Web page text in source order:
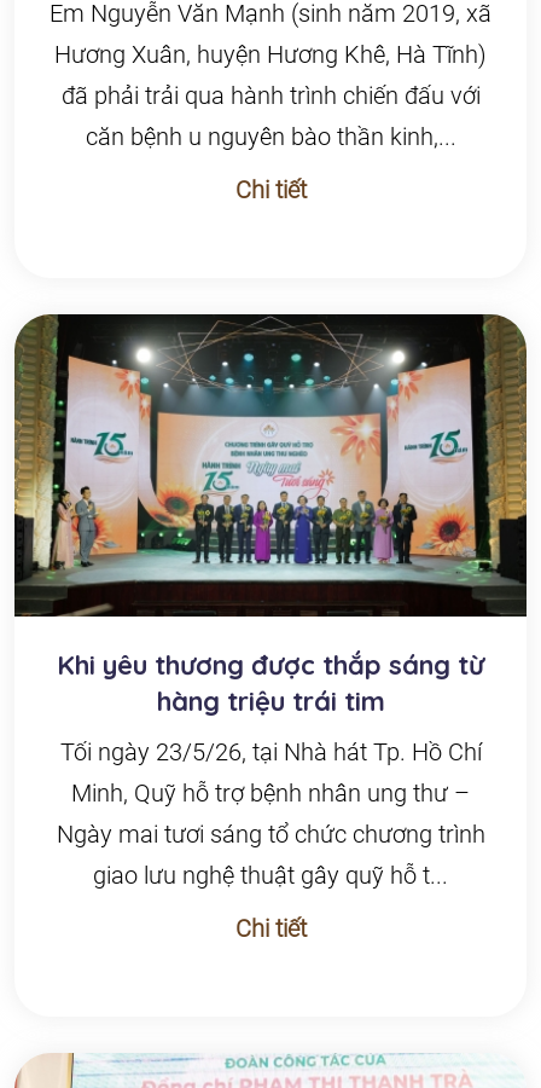
Em Nguyễn Văn Mạnh (sinh năm 2019, xã
Hương Xuân, huyện Hương Khê, Hà Tĩnh)
đã phải trải qua hành trình chiến đấu với
căn bệnh u nguyên bào thần kinh,...
Chi tiết
Khi yêu thương được thắp sáng từ
hàng triệu trái tim
Tối ngày 23/5/26, tại Nhà hát Tp. Hồ Chí
Minh, Quỹ hỗ trợ bệnh nhân ung thư –
Ngày mai tươi sáng tổ chức chương trình
giao lưu nghệ thuật gây quỹ hỗ t...
Chi tiết